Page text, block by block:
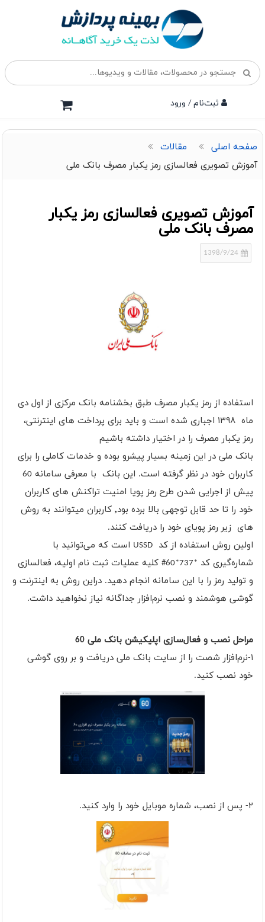
ثبت‌نام / ورود
صفحه اصلی
مقالات
آموزش تصویری فعالسازی رمز یکبار مصرف بانک ملی
آموزش تصویری فعالسازی رمز یکبار
مصرف بانک ملی
استفاده از رمز یکبار مصرف طبق بخشنامه بانک مرکزی از اول دی
ماه ۱۳۹۸ اجباری شده است و باید برای پرداخت های اینترنتی،
رمز یکبار مصرف را در اختیار داشته باشیم
بانک ملی در این زمینه بسیار پیشرو بوده و خدمات کاملی را برای
کاربران خود در نظر گرفته است. این بانک با معرفی سامانه 60
پیش از اجرایی شدن طرح رمز پویا امنیت تراکنش های کاربران
خود را تا حد قابل توجهی بالا برده بود٬ کاربران میتوانند به روش
های زیر رمز پویای خود را دریافت کنند.
اولین روش استفاده از کد USSD است که می‌توانید با
شماره‌گیری کد *737*60# کلیه عملیات ثبت نام اولیه، فعالسازی
و تولید رمز را با این سامانه انجام دهید. دراین روش به اینترنت و
گوشی هوشمند و نصب نرم‌افزار جداگانه نیاز نخواهید داشت.
مراحل نصب و فعال‌سازی اپلیکیشن بانک ملی 60
۱-نرم‌افزار شصت را از سایت بانک ملی دریافت و بر روی گوشی
خود نصب کنید.
۲- پس از نصب، شماره موبایل خود را وارد کنید.